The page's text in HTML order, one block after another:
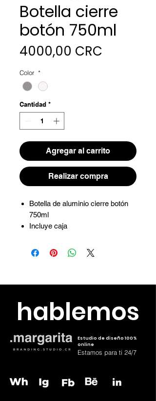
Botella cierre
botón 750ml
4000,00 CRC
Color *
Cantidad *
Agregar al carrito
Realizar compra
Botella de aluminio cierre botón
750ml
Incluye caja
con iva
Envia el diseño a
hablemos
Estudio de diseño 100%
online
Estamos para ti 24/7